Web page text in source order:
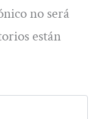
no será
están